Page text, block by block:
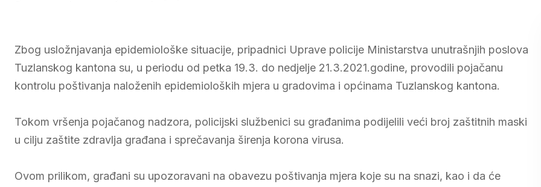
Zbog usložnjavanja epidemiološke situacije, pripadnici Uprave policije Ministarstva unutrašnjih poslova
Tuzlanskog kantona su, u periodu od petka 19.3. do nedjelje 21.3.2021.godine, provodili pojačanu
kontrolu poštivanja naloženih epidemioloških mjera u gradovima i općinama Tuzlanskog kantona.
Tokom vršenja pojačanog nadzora, policijski službenici su građanima podijelili veći broj zaštitnih maski
u cilju zaštite zdravlja građana i sprečavanja širenja korona virusa.
Ovom prilikom, građani su upozoravani na obavezu poštivanja mjera koje su na snazi, kao i da će